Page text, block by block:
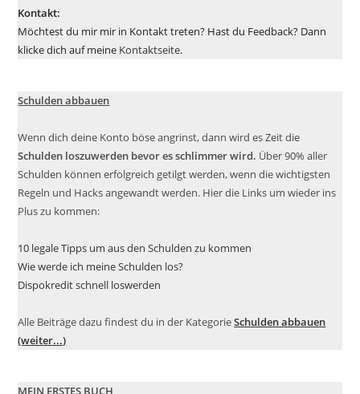
Kontakt:
Möchtest du mir mir in Kontakt treten? Hast du Feedback? Dann
klicke dich auf meine Kontaktseite.
Schulden abbauen
Wenn dich deine Konto böse angrinst, dann wird es Zeit die
Schulden loszuwerden bevor es schlimmer wird. Über 90% aller
Schulden können erfolgreich getilgt werden, wenn die wichtigsten
Regeln und Hacks angewandt werden. Hier die Links um wieder ins
Plus zu kommen:
10 legale Tipps um aus den Schulden zu kommen
Wie werde ich meine Schulden los?
Dispokredit schnell loswerden
Alle Beiträge dazu findest du in der KategorieSchulden abbauen
(weiter...)
MEIN ERSTES BUCH